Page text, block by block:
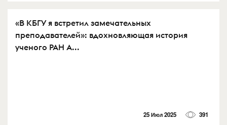
«В КБГУ я встретил замечательных
преподавателей»: вдохновляющая история
ученого РАН А...
25 Июл 2025 391